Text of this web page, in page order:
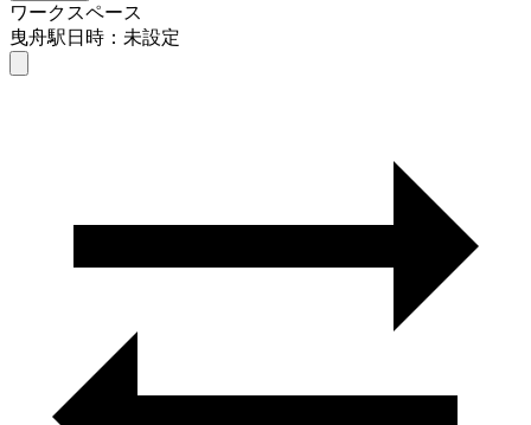
ワークスペース
曳舟駅日時：未設定